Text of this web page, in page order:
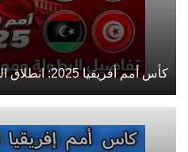
كأس أمم أفريقيا 2025: انطلاق المنافسات